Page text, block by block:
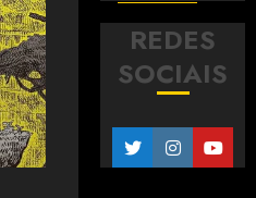
REDES
SOCIAIS